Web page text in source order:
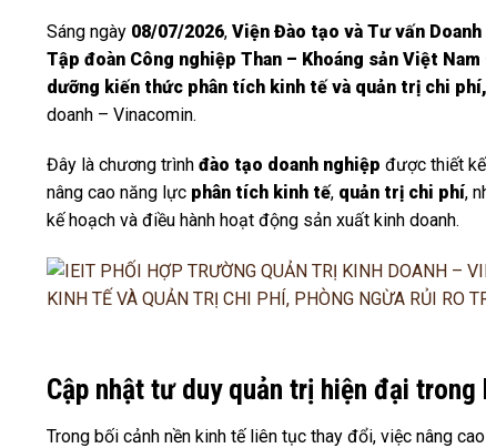
Sáng ngày 08/07/2026, Viện Đào tạo và Tư vấn
Tập đoàn Công nghiệp Than – Khoáng sản Việt
dưỡng kiến thức phân tích kinh tế và quản trị chi
doanh – Vinacomin.
Đây là chương trình đào tạo doanh nghiệp được thiết
nâng cao năng lực phân tích kinh tế, quản trị chi phí,
kế hoạch và điều hành hoạt động sản xuất kinh doanh.
Cập nhật tư duy quản trị hiện đại
Trong bối cảnh nền kinh tế liên tục thay đổi, việc nâng